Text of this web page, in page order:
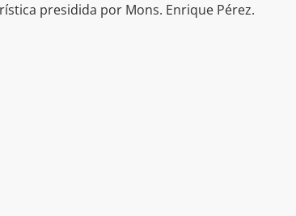
presidida por Mons. Enrique Pérez.